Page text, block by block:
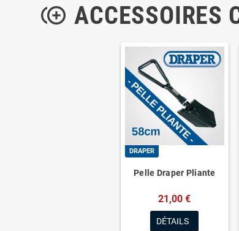
control_point_duplicate ACCESSOIRES
DRAPER
Pelle Draper Pliante
21,00 €
DÉTAILS